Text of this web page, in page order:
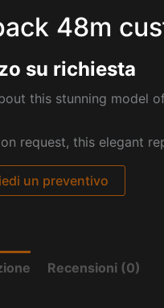
48m
su richiesta
this stunning model
request, this elegant
un preventivo
Recensioni (0)